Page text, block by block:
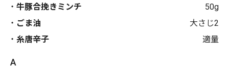
牛豚合挽きミンチ
50g
ごま油
大さじ2
糸唐辛子
適量
A